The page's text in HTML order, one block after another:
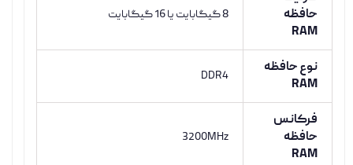
حافظه
RAM
8 گیگابایت یا 16 گیگابایت
نوع حافظه
RAM
DDR4
فرکانس
حافظه
RAM
3200MHz